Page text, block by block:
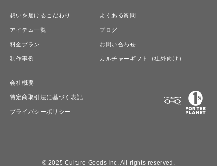
想いを届けるこだわり
アイテム一覧
料金プラン
制作事例
よくある質問
ブログ
お問い合わせ
カルチャーギフト（社外向け）
会社概要
特定商取引法に基づく表記
プライバシーポリシー
© 2025 Culture Goods Inc. All rights reserved.